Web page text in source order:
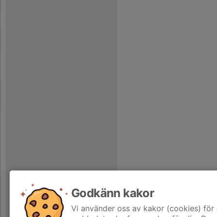
Godkänn kakor
Vi använder oss av kakor (cookies)